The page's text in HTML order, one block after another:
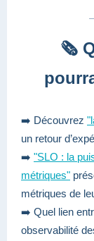
🗞️
➡️ Découvrez
un retour
➡️ "SLO : la
métriques"
métriques de
➡️ Quel lien
observabilité